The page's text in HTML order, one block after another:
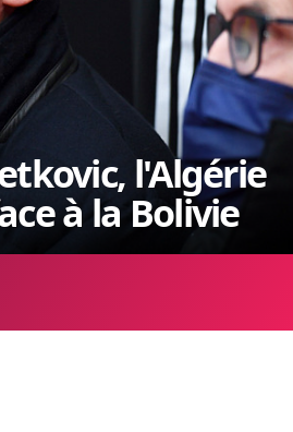
l'Algérie
à la Bolivie